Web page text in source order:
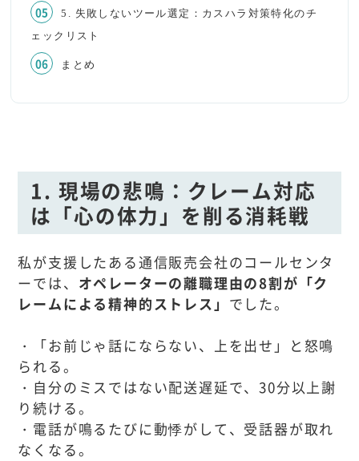
5. 失敗しないツール選定：カスハラ対策特化のチ
ェックリスト
まとめ
1. 現場の悲鳴：クレーム対応
は「心の体力」を削る消耗戦
私が支援したある通信販売会社のコールセンタ
ーでは、 オペレーターの離職理由の8割が「ク
レームによる精神的ストレス」 でした。
・「お前じゃ話にならない、上を出せ」と怒鳴
られる。
・自分のミスではない配送遅延で、30分以上謝
り続ける。
・電話が鳴るたびに動悸がして、受話器が取れ
なくなる。